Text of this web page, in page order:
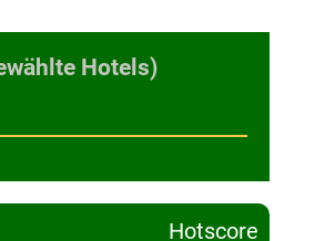
Hotels)
Hotscore